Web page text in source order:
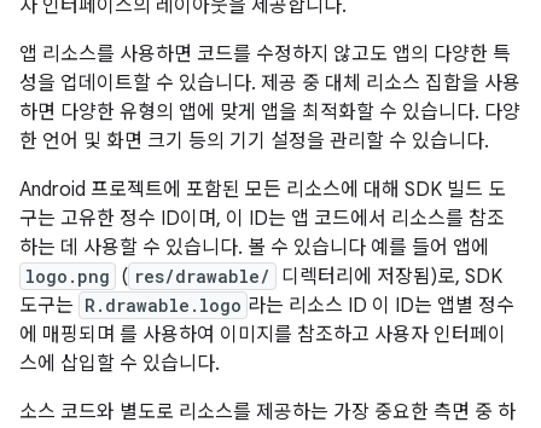
자 인터페이스의 레이아웃을 제공합니다.
앱 리소스를 사용하면 코드를 수정하지 않고도 앱의 다양한 특
성을 업데이트할 수 있습니다. 제공 중 대체 리소스 집합을 사용
하면 다양한 유형의 앱에 맞게 앱을 최적화할 수 있습니다. 다양
한 언어 및 화면 크기 등의 기기 설정을 관리할 수 있습니다.
Android 프로젝트에 포함된 모든 리소스에 대해 SDK 빌드 도
구는 고유한 정수 ID이며, 이 ID는 앱 코드에서 리소스를 참조
하는 데 사용할 수 있습니다. 볼 수 있습니다 예를 들어 앱에
logo.png ( res/drawable/
디렉터리에 저장됨)로, SDK
도구는 R.drawable.logo 라는 리소스 ID 이 ID는 앱별 정수
에 매핑되며 를 사용하여 이미지를 참조하고 사용자 인터페이
스에 삽입할 수 있습니다.
소스 코드와 별도로 리소스를 제공하는 가장 중요한 측면 중 하